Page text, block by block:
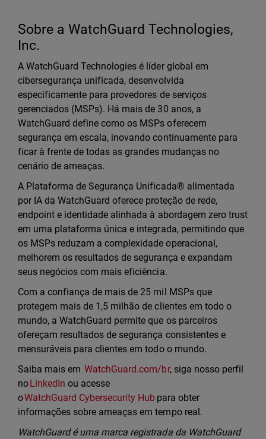
Sobre a WatchGuard Technologies,
Inc.
A WatchGuard Technologies é líder global em
cibersegurança unificada, desenvolvida
especificamente para provedores de serviços
gerenciados (MSPs). Há mais de 30 anos, a
WatchGuard define como os MSPs oferecem
segurança em escala, inovando continuamente para
ficar à frente de todas as grandes mudanças no
cenário de ameaças.
A Plataforma de Segurança Unificada® alimentada
por IA da WatchGuard oferece proteção de rede,
endpoint e identidade alinhada à abordagem zero trust
em uma plataforma única e integrada, permitindo que
os MSPs reduzam a complexidade operacional,
melhorem os resultados de segurança e expandam
seus negócios com mais eficiência.
Com a confiança de mais de 25 mil MSPs que
protegem mais de 1,5 milhão de clientes em todo o
mundo, a WatchGuard permite que os parceiros
ofereçam resultados de segurança consistentes e
mensuráveis para clientes em todo o mundo.
Saiba mais emWatchGuard.com/br, siga nosso perfil
no LinkedIn ou acesse
oWatchGuard Cybersecurity Hub para obter
informações sobre ameaças em tempo real.
WatchGuard é uma marca registrada da WatchGuard